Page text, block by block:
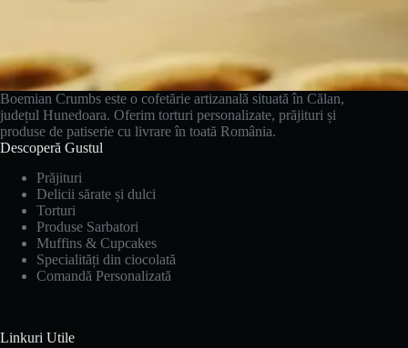
Boemian Crumbs este o cofetărie artizanală situată în Călan,
județul Hunedoara. Oferim torturi personalizate, prăjituri și
produse de patiserie cu livrare în toată România.
Descoperă Gustul
Prăjituri
Delicii sărate și dulci
Torturi
Produse Sarbatori
Muffins & Cupcakes
Specialități din ciocolată
Comandă Personalizată
Linkuri Utile